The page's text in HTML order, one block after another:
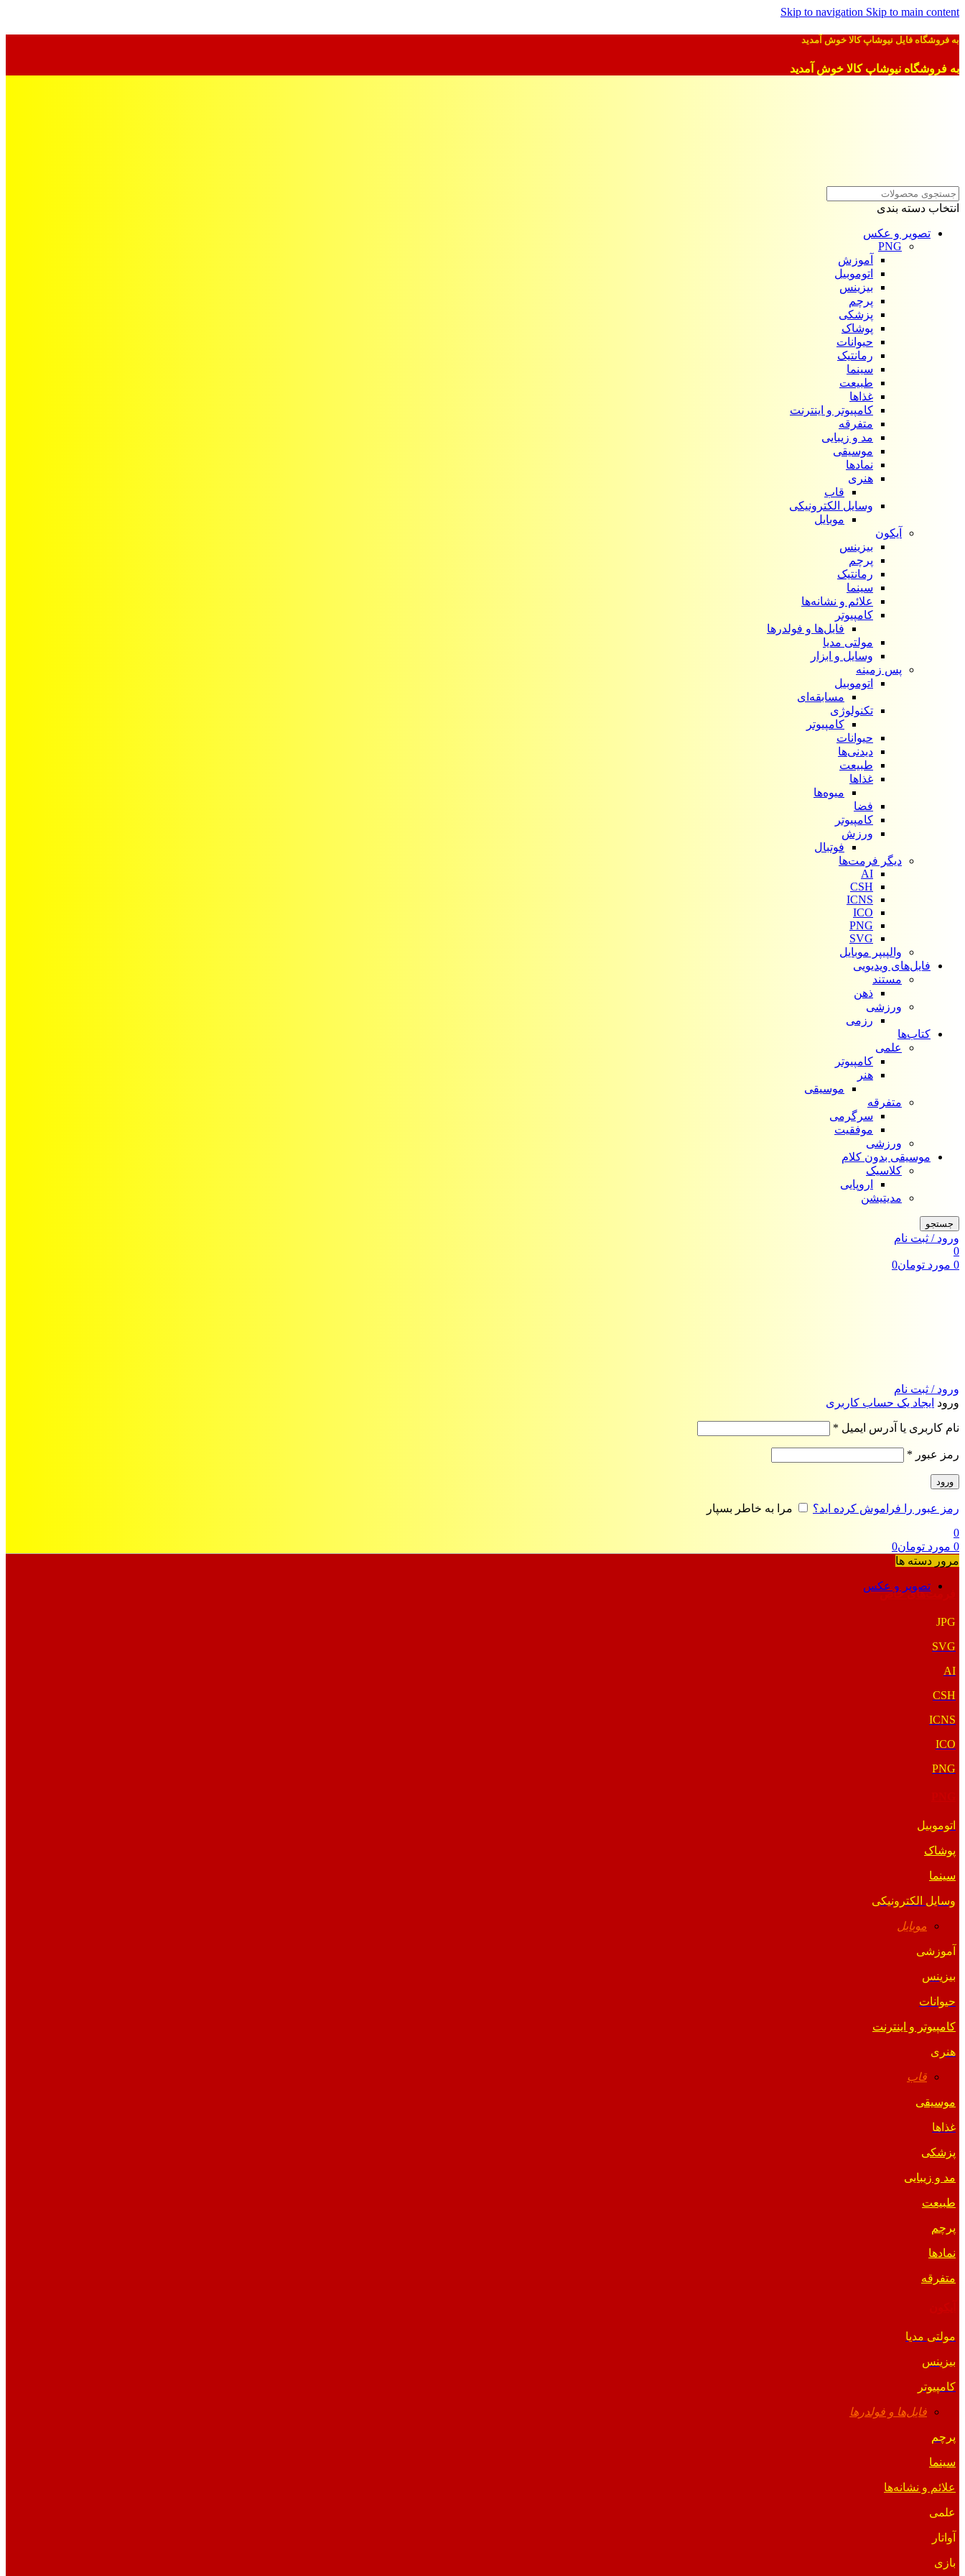
Skip to navigation Skip to main content
به فروشگاه فایل نیوشاپ کالا خوش آمدید
به فروشگاه نیوشاپ کالا خوش آمدید
انتخاب دسته بندی
تصویر و عکس
PNG
آموزش
اتوموبیل
بیزینس
پرچم
پزشکی
پوشاک
حیوانات
رمانتیک
سینما
طبیعت
غذاها
کامپیوتر و اینترنت
متفرقه
مد و زیبایی
موسیقی
نمادها
هنری
قاب
وسایل الکترونیکی
موبایل
آیکون‌
بیزینس
پرچم
رمانتیک
سینما
علائم و نشانه‌ها
کامپیوتر
فایل‌ها و فولدرها
مولتی مدیا
وسایل و ابزار
پس زمینه
اتوموبیل
مسابقه‌ای
تکنولوژی
کامپیوتر
حیوانات
دیدنی‌ها
طبیعت
غذاها
میوه‌ها
فضا
کامپیوتر
ورزش
فوتبال
دیگر فرمت‌ها
AI
CSH
ICNS
ICO
PNG
SVG
والپیپر موبایل
فایل‌های ویدیویی
مستند
ذهن
ورزشی
رزمی
کتاب‌ها
علمی
کامپیوتر
هنر
موسیقی
متفرقه
سرگرمی
موفقیت
ورزشی
موسیقی بدون کلام
کلاسیک
اروپایی
مدیتیشن
جستجو
ورود / ثبت نام
0
0 مورد تومان0
ورود / ثبت نام
ورود ایجاد یک حساب کاربری
نام کاربری یا آدرس ایمیل *
رمز عبور *
ورود
رمز عبور را فراموش کرده اید؟
مرا به خاطر بسپار
0
0 مورد تومان0
مرور دسته ها
تصویر و عکس
فرمت‌های خاص
JPG
SVG
AI
CSH
ICNS
ICO
PNG
اتوموبیل
پوشاک
سینما
وسایل الکترونیکی
موبایل
آموزشی
بیزینس
حیوانات
کامپیوتر و اینترنت
هنری
قاب
موسیقی
غذاها
پزشکی
مد و زیبایی
طبیعت
پرچم
نمادها
متفرقه
مولتی مدیا
بیزینس
کامپیوتر
فایل‌ها و فولدرها
پرچم
سینما
علائم و نشانه‌ها
علمی
آواتار
بازی